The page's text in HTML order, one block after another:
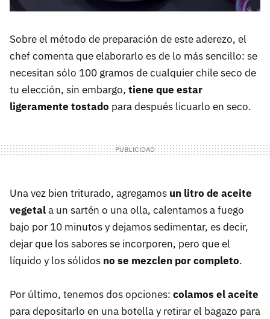
Sobre el método de preparación de este aderezo, el
chef comenta que elaborarlo es de lo más sencillo: se
necesitan sólo 100 gramos de cualquier chile seco de
tu elección, sin embargo, tiene que estar
ligeramente tostado para después licuarlo en seco.
Una vez bien triturado, agregamos un litro de aceite
vegetala un sartén o una olla, calentamos a fuego
bajo por 10 minutos y dejamos sedimentar, es decir,
dejar que los sabores se incorporen, pero que el
líquido y los sólidos no se mezclen por completo.
Por último, tenemos dos opciones: colamos el aceite
para depositarlo en una botella y retirar el bagazo para